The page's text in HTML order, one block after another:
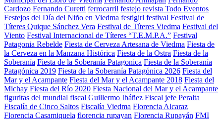
Cardozo Fernando Curetti ferrocarril festejo revista Todo Eventos
Festejos del Día del Niño en Viedma festigirl festival Festival de
Títeres Quique Sánchez Vera Festival de Títeres Viedma Festival del
Viento Festival Internacional de Títeres “T.E.M.P.A.” Festival
Patagonia Rebelde Fiesta de Cerveza Artesana de Viedma Fiesta de
la Cerveza en la Manzana Histórica Fiesta de la Ostra Fiesta de la
Soberanía Fiesta de la Soberanía Patagonica Fiesta de la Soberanía
Patagónica 2019 Fiesta de la Soberanía Patagónica 2026 Fiesta del
Mar y el Acampante Fiesta del Mar y el Acampante 2018 Fiesta del
Michay Fiesta del Río 2020 Fiesta Nacional del Mar y el Acampante
figuritas del mundial fiscal Guillermo Ibáñez Fiscal jefe Peralta
Fiscalía de Cinco Saltos Fiscalía Viedma Florencia Alcaraz
Florencia Casamiquela florencia rupayan Florencia Rupayán FMI